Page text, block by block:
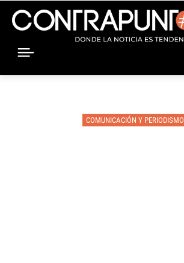
COMUNICACIÓN Y PERIODISMO